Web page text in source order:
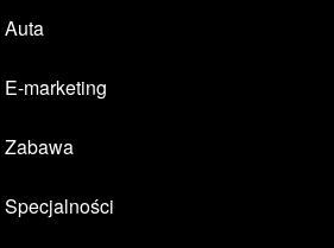
Auta
E-marketing
Zabawa
Specjalności